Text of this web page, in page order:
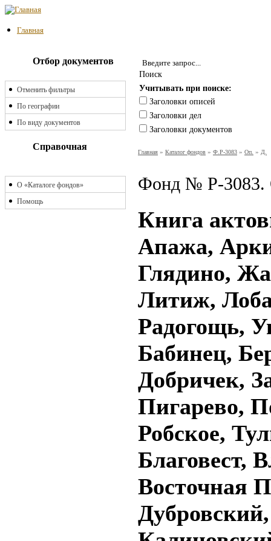
Главная
Поиск
Учитывать при поиске:
Заголовки описей
Заголовки дел
Заголовки документов
Главная » Каталог фондов » Ф.Р-3083 » Оп. » Д.
Фонд № Р-3083.
Книга
Апажа,
Глядино,
Литиж,
Радогощь,
Бабинец,
Добричек,
Пигарево,
Робское,
Благовест,
Восточная
Отбор документов
Отменить фильтры
По географии
По виду документов
Справочная
О «Каталоге фондов»
Помощь